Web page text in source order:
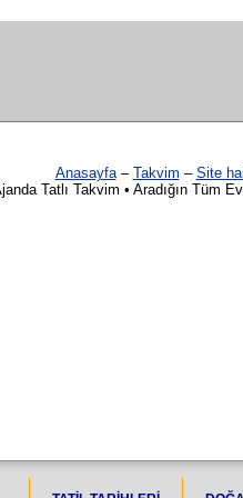
Anasayfa– Takvim – Site
Tatlı Takvim • Aradığın Tüm